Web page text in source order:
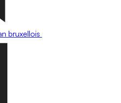
bruxellois